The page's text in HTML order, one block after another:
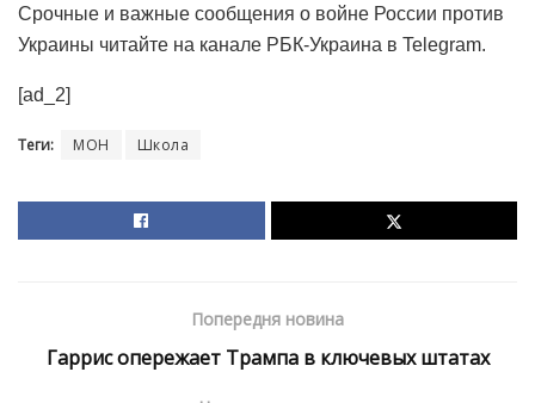
Срочные и важные сообщения о войне России против
Украины читайте на канале РБК-Украина в Telegram.
[ad_2]
Теги: МОН Школа
Попередня новина
Гаррис опережает Трампа в ключевых штатах